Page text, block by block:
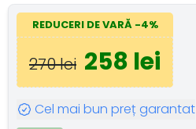
REDUCERI DE VARĂ -4%
270 lei 258 lei
Cel mai bun preț garantat